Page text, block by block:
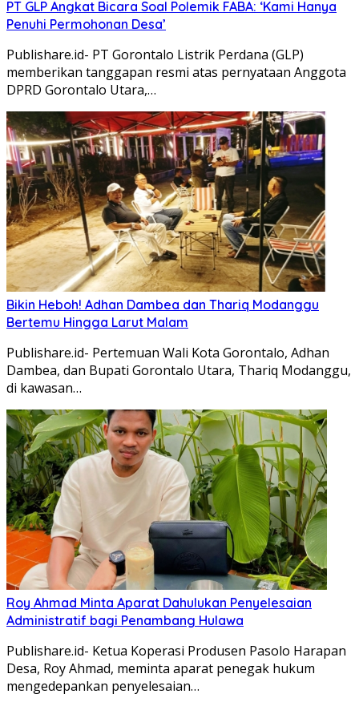
PT GLP Angkat Bicara Soal Polemik FABA: ‘Kami Hanya
Penuhi Permohonan Desa’
Publishare.id- PT Gorontalo Listrik Perdana (GLP)
memberikan tanggapan resmi atas pernyataan Anggota
DPRD Gorontalo Utara,…
Bikin Heboh! Adhan Dambea dan Thariq Modanggu
Bertemu Hingga Larut Malam
Publishare.id- Pertemuan Wali Kota Gorontalo, Adhan
Dambea, dan Bupati Gorontalo Utara, Thariq Modanggu,
di kawasan…
Roy Ahmad Minta Aparat Dahulukan Penyelesaian
Administratif bagi Penambang Hulawa
Publishare.id- Ketua Koperasi Produsen Pasolo Harapan
Desa, Roy Ahmad, meminta aparat penegak hukum
mengedepankan penyelesaian…